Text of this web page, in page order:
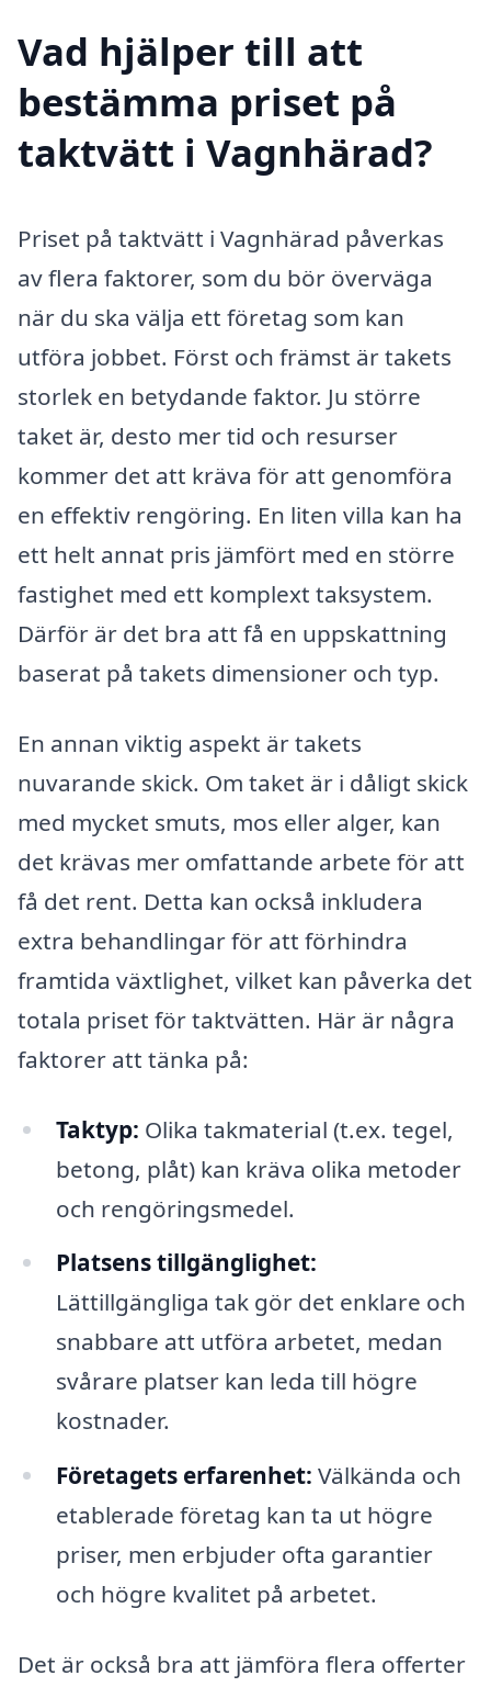
Vad hjälper till att
bestämma priset på
taktvätt i Vagnhärad?
Priset på taktvätt i Vagnhärad påverkas
av flera faktorer, som du bör överväga
när du ska välja ett företag som kan
utföra jobbet. Först och främst är takets
storlek en betydande faktor. Ju större
taket är, desto mer tid och resurser
kommer det att kräva för att genomföra
en effektiv rengöring. En liten villa kan ha
ett helt annat pris jämfört med en större
fastighet med ett komplext taksystem.
Därför är det bra att få en uppskattning
baserat på takets dimensioner och typ.
En annan viktig aspekt är takets
nuvarande skick. Om taket är i dåligt skick
med mycket smuts, mos eller alger, kan
det krävas mer omfattande arbete för att
få det rent. Detta kan också inkludera
extra behandlingar för att förhindra
framtida växtlighet, vilket kan påverka det
totala priset för taktvätten. Här är några
faktorer att tänka på:
Taktyp: Olika takmaterial (t.ex. tegel,
betong, plåt) kan kräva olika metoder
och rengöringsmedel.
Platsens tillgänglighet:
Lättillgängliga tak gör det enklare och
snabbare att utföra arbetet, medan
svårare platser kan leda till högre
kostnader.
Företagets erfarenhet: Välkända och
etablerade företag kan ta ut högre
priser, men erbjuder ofta garantier
och högre kvalitet på arbetet.
Det är också bra att jämföra flera offerter